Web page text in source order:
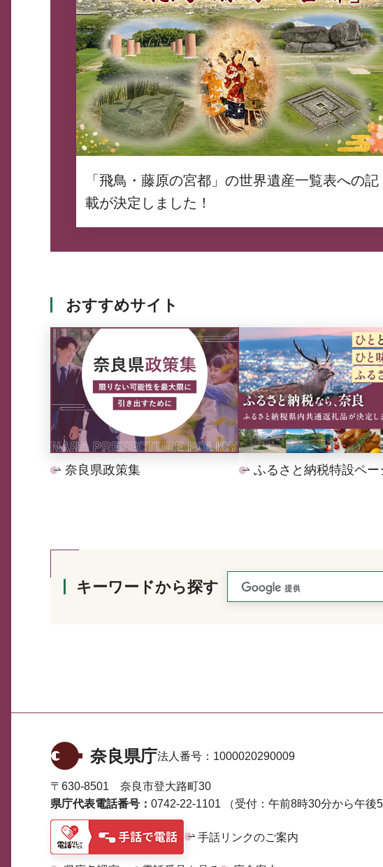
「飛鳥・藤原の宮都」の世界遺産一覧表への記
載が決定しました！
おすすめサイト
奈良県政策集 ふるさと納税特設ペー
キーワードから探す
奈良県庁法人番号： 1000020290009
〒630-8501 奈良市登大路町30
県庁代表電話番号： 0742-22-1101 （受付：午前8時30分から午後5
手話リンクのご案内